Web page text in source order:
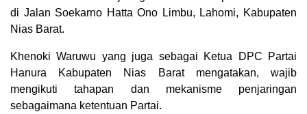
di Jalan Soekarno Hatta Ono Limbu, Lahomi, Kabupaten
Nias Barat.
Khenoki Waruwu yang juga sebagai Ketua DPC Partai
Hanura Kabupaten Nias Barat mengatakan, wajib
mengikuti tahapan dan mekanisme penjaringan
sebagaimana ketentuan Partai.